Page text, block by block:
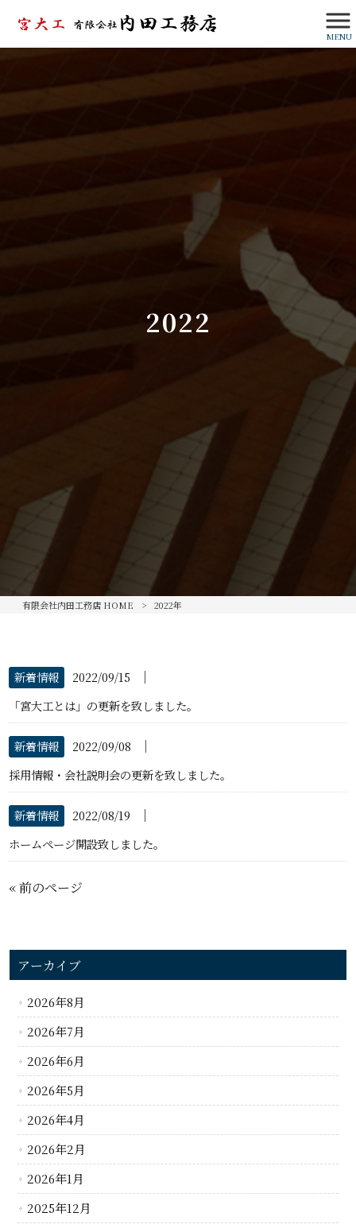
MENU
2022
有限会社内田工務店 HOME > 2022年
新着情報 2022/09/15 │
「宮大工とは」の更新を致しました。
新着情報 2022/09/08 │
採用情報・会社説明会の更新を致しました。
新着情報 2022/08/19 │
ホームページ開設致しました。
« 前のページ
アーカイブ
2026年8月
2026年7月
2026年6月
2026年5月
2026年4月
2026年2月
2026年1月
2025年12月